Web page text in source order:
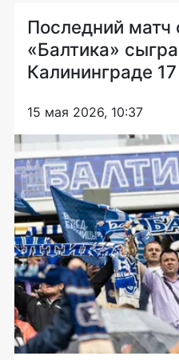
Последний матч
«Балтика»
Калининграде
15 мая 2026, 10:37